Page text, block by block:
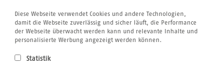
Folgende Sportcenter können hinzugebucht werden:
Extra Divers Fayrouz
Diese Webseite verwendet Cookies und andere Technologien,
damit die Webseite zuverlässig und sicher läuft, die Performance
der Webseite überwacht werden kann und relevante Inhalte und
personalisierte Werbung angezeigt werden können.
Statistik